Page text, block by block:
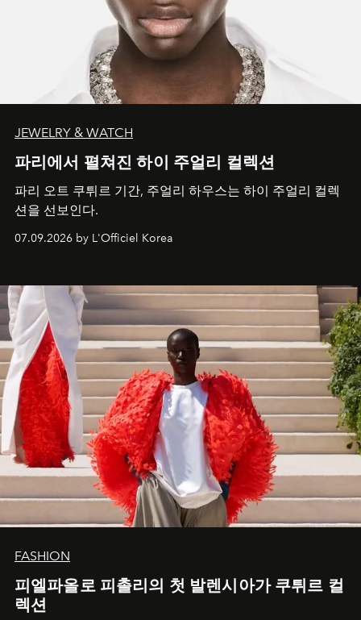
JEWELRY & WATCH
파리에서 펼쳐진 하이 주얼리 컬렉션
파리 오트 쿠튀르 기간, 주얼리 하우스는 하이 주얼리 컬렉
션을 선보인다.
07.09.2026 by L'Officiel Korea
FASHION
피엘파올로 피촐리의 첫 발렌시아가 쿠튀르 컬
렉션